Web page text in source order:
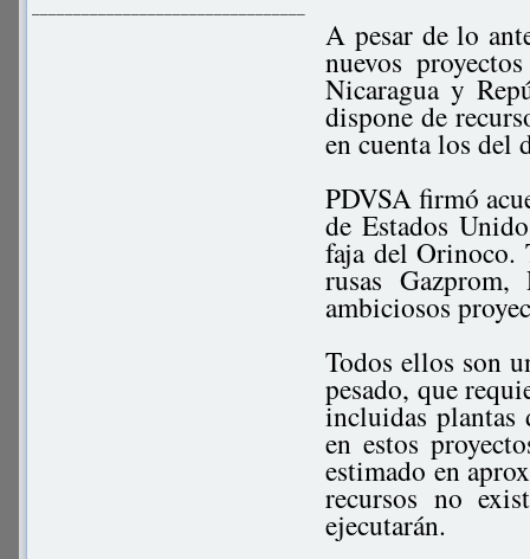
–––––––––––––––––––––––––––––––––
A pesar de lo
nuevos
Nicaragua y
dispone de
en cuenta los del
PDVSA firmó
de Estados
faja del Orinoco.
rusas
ambiciosos
Todos ellos son
pesado, que
incluidas plantas
en estos
estimado en
recursos no
ejecutarán.